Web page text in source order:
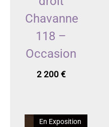
Chavanne
118 –
Occasion
2 200 €
En Exposition